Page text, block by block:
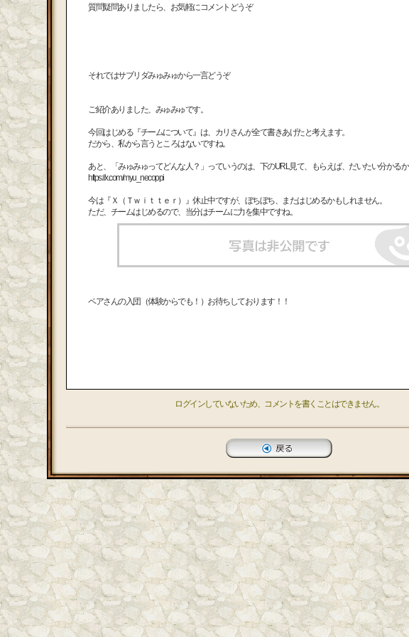
質問疑問ありましたら、お気軽にコメントどうぞ
それではサブリダみゅみゅから一言どうぞ
ご紹介ありました、みゅみゅです。
今回はじめる『チームについて』は、カリさんが全て書きあげたと考えます。
だから、私から言うところはないですね。
あと、「みゅみゅってどんな人？」っていうのは、下のURL見て、もらえば、だいたい分かる
https://x.com/myu_necoppi
今は『Ｘ（Ｔｗｉｔｔｅｒ）』休止中ですが、ぼちぼち、またはじめるかもしれません。
ただ、チームはじめるので、当分はチームに力を集中ですね。
ペアさんの入団（体験からでも！）お待ちしております！！
ログインしていないため、コメントを書くことはできません。